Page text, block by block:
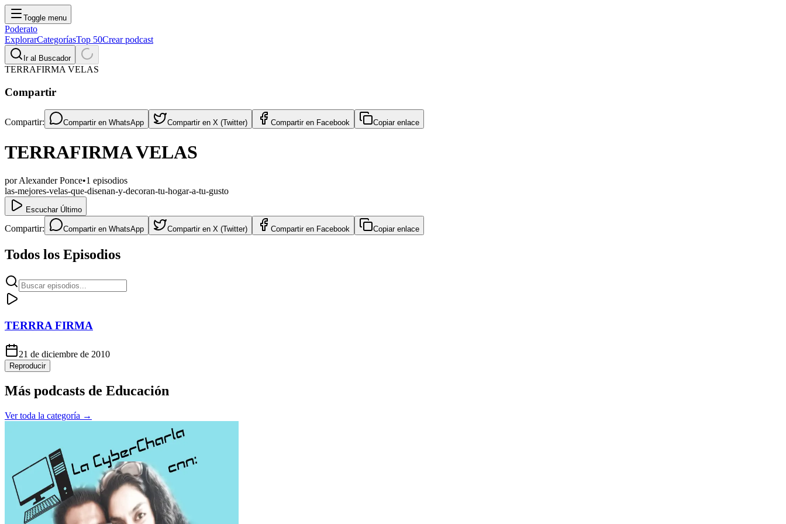
Toggle menu
Poderato
ExplorarCategoríasTop 50Crear podcast
Ir al Buscador
TERRAFIRMA VELAS
Compartir
Compartir: Compartir en WhatsApp Compartir en X (Twitter) Compartir en Facebook Copiar enlace
TERRAFIRMA VELAS
porAlexander Ponce•1 episodios
las-mejores-velas-que-disenan-y-decoran-tu-hogar-a-tu-gusto
Escuchar Último
Compartir: Compartir en WhatsApp Compartir en X (Twitter) Compartir en Facebook Copiar enlace
Todos los Episodios
TERRRA FIRMA
21 de diciembre de 2010
Reproducir
Más podcasts de Educación
Ver toda la categoría →